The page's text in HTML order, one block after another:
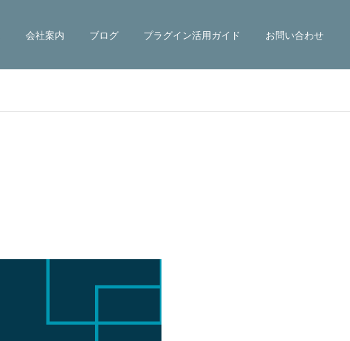
会社案内 ブログ プラグイン活用ガイド お問い合わせ